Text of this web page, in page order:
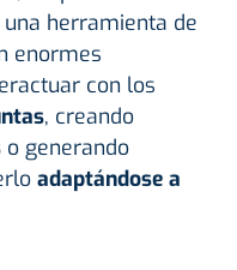
herramienta de
enormes
con los
, creando
o generando
adaptándose a